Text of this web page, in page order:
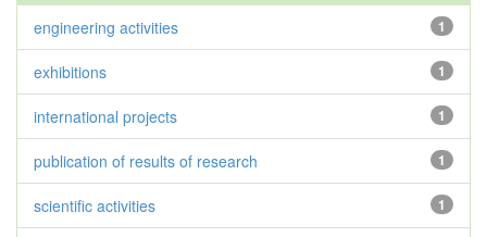
1
engineering activities
1
exhibitions
1
international projects
1
publication of results of research
1
scientific activities